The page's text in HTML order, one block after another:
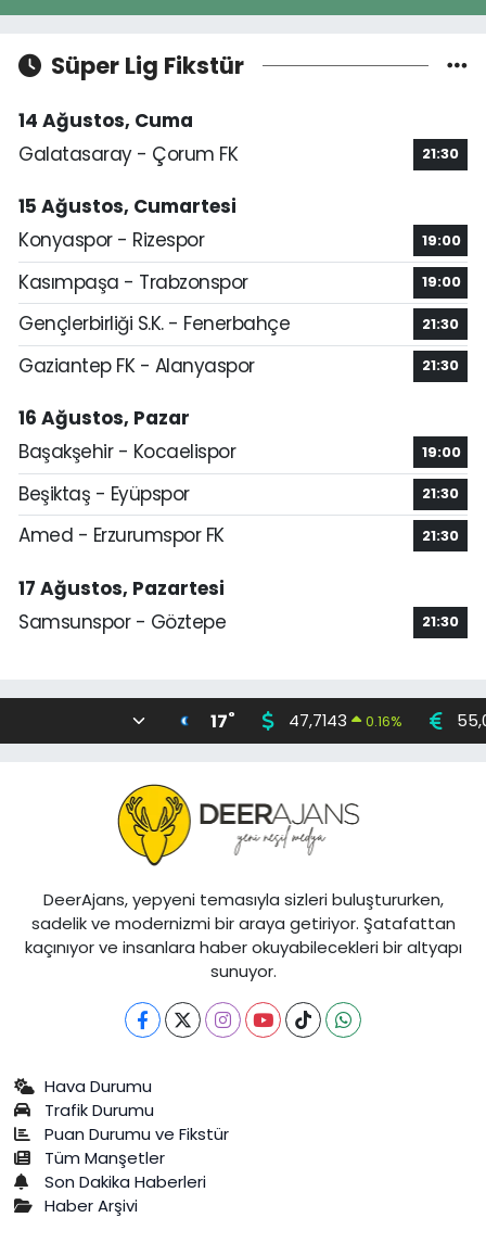
Süper Lig Fikstür
14 Ağustos, Cuma
Galatasaray - Çorum FK
21:30
15 Ağustos, Cumartesi
Konyaspor - Rizespor
19:00
Kasımpaşa - Trabzonspor 19:00
Gençlerbirliği S.K. - Fenerbahçe 21:30
Gaziantep FK - Alanyaspor 21:30
16 Ağustos, Pazar
Başakşehir - Kocaelispor
19:00
Beşiktaş - Eyüpspor 21:30
Amed - Erzurumspor FK 21:30
17 Ağustos, Pazartesi
Samsunspor - Göztepe
21:30
17° 47,7143 0.16%
DeerAjans, yepyeni temasıyla sizleri buluştururken,
sadelik ve modernizmi bir araya getiriyor. Şatafattan
kaçınıyor ve insanlara haber okuyabilecekleri bir altyapı
sunuyor.
Hava Durumu
Trafik Durumu
Puan Durumu ve Fikstür
Tüm Manşetler
Son Dakika Haberleri
Haber Arşivi